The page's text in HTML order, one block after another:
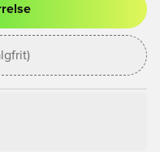
tilmelde dig som medlem